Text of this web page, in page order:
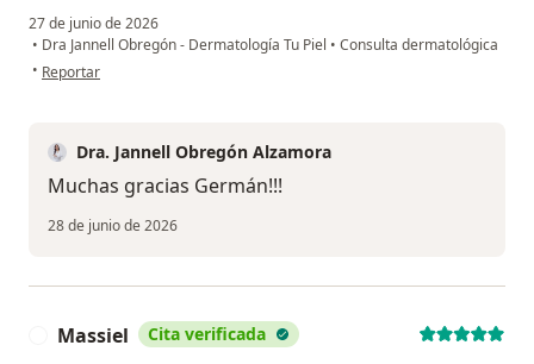
27 de junio de 2026
• Dra Jannell Obregón - Dermatología Tu Piel • Consulta dermatológica
• en opinión del usuario Germán Cruz
Reportar
Dra. Jannell Obregón Alzamora
Muchas gracias Germán!!!
28 de junio de 2026
Massiel Cita verificada